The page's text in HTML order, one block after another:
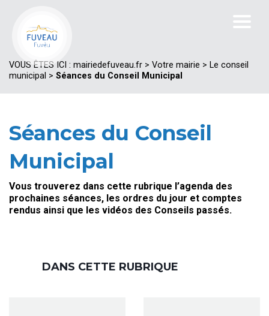
VOUS ÊTES ICI : mairiedefuveau.fr > Votre mairie > Le conseil
municipal > Séances du Conseil Municipal
Séances du Conseil
Municipal
Vous trouverez dans cette rubrique l’agenda des
prochaines séances, les ordres du jour et comptes
rendus ainsi que les vidéos des Conseils passés.
DANS CETTE RUBRIQUE